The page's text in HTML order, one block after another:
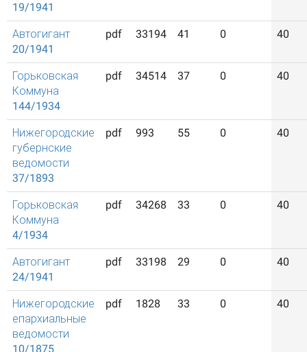
19/1941
Автогигант
20/1941
pdf 33194 41 0 40
Горьковская
Коммуна
144/1934
pdf 34514 37 0 40
Нижегородские
губернские
ведомости
37/1893
pdf 993 55 0 40
Горьковская
Коммуна
4/1934
pdf 34268 33 0 40
Автогигант
24/1941
pdf 33198 29 0 40
Нижегородские
епархиальные
ведомости
10/1875
pdf 1828 33 0 40